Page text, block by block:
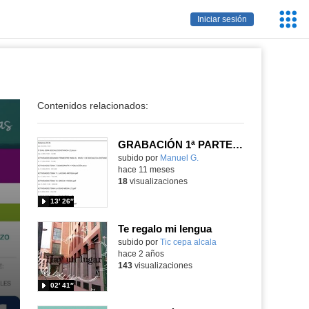
Iniciar sesión
Contenidos relacionados:
GRABACIÓN 1ª PARTE CLASE PRESENTACIÓN 1 NIVEL DISTANCIA ÁMBITO SOCIAL CEPA CANILLEJAS 2025 2025
Contenido educativo.
subido por Manuel G.
13′ 26″
hace 11 meses
18visualizaciones
Te regalo mi lengua
subido por Tic cepa alcala
02′ 41″
hace 2 años
143visualizaciones